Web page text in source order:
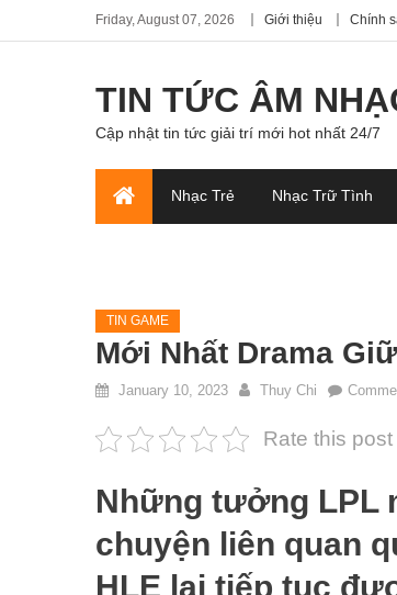
Friday, August 07, 2026 Giới thiệu Chính
TIN TỨC ÂM
Cập nhật tin tức giải trí mới hot nhất 24/7
Nhạc Trẻ Nhạc Trữ Tình
TIN GAME
Mới Nhất Drama
January 10, 2023 Thuy Chi
Rate this post
Những tưởng LPL
chuyện liên quan
HLE lại tiếp tục